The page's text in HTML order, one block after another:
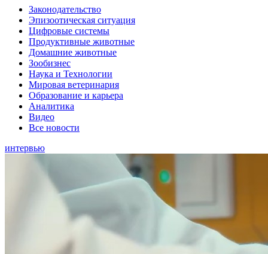
Законодательство
Эпизоотическая ситуация
Цифровые системы
Продуктивные животные
Домашние животные
Зообизнес
Наука и Технологии
Мировая ветеринария
Образование и карьера
Аналитика
Видео
Все новости
интервью